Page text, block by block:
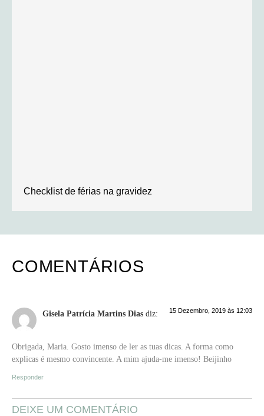
Checklist de férias na gravidez
COMENTÁRIOS
Gisela Patrícia Martins Dias diz: 15 Dezembro, 2019 às 12:03
Obrigada, Maria. Gosto imenso de ler as tuas dicas. A forma como
explicas é mesmo convincente. A mim ajuda-me imenso! Beijinho
Responder
DEIXE UM COMENTÁRIO